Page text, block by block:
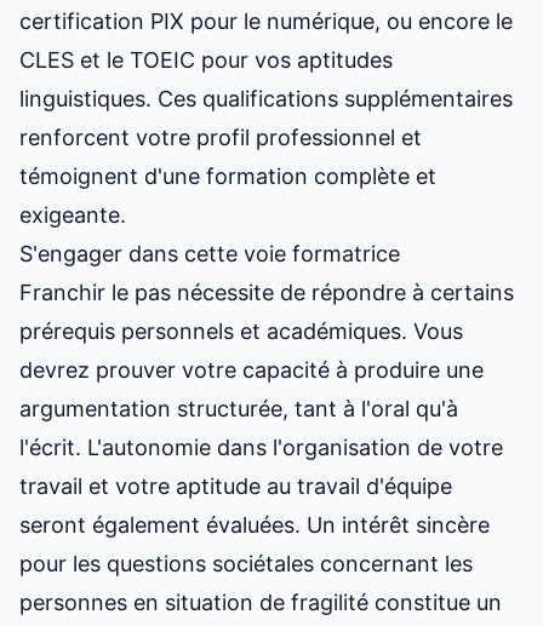
certification PIX pour le numérique, ou encore le
CLES et le TOEIC pour vos aptitudes
linguistiques. Ces qualifications supplémentaires
renforcent votre profil professionnel et
témoignent d'une formation complète et
exigeante.
S'engager dans cette voie formatrice
Franchir le pas nécessite de répondre à certains
prérequis personnels et académiques. Vous
devrez prouver votre capacité à produire une
argumentation structurée, tant à l'oral qu'à
l'écrit. L'autonomie dans l'organisation de votre
travail et votre aptitude au travail d'équipe
seront également évaluées. Un intérêt sincère
pour les questions sociétales concernant les
personnes en situation de fragilité constitue un